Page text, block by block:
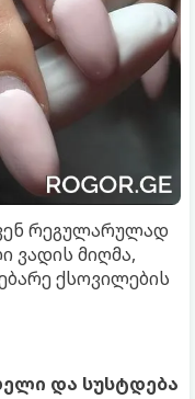
რეგულარულად
ვადის მიღმა,
ქსოვილების
და სუსტდება